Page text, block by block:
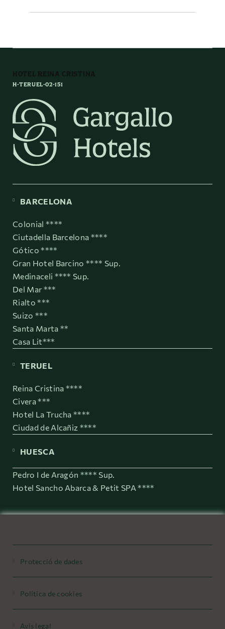
HOTEL REINA CRISTINA
H-TERUEL-02-151
BARCELONA
Colonial ****
Ciutadella Barcelona ****
Gótico ****
Gran Hotel Barcino **** Sup.
Medinaceli **** Sup.
Del Mar ***
Rialto ***
Suizo ***
Santa Marta **
Casa Lit***
TERUEL
Reina Cristina ****
Civera ***
Hotel La Trucha ****
Ciudad de Alcañiz ****
HUESCA
Pedro I de Aragón **** Sup.
Hotel Sancho Abarca & Petit SPA ****
Protecció de dades
Política de cookies
Avis legal